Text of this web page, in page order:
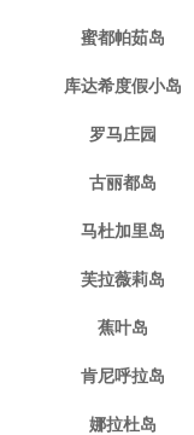
蜜都帕茹岛
库达希度假小岛
罗马庄园
古丽都岛
马杜加里岛
芙拉薇莉岛
蕉叶岛
肯尼呼拉岛
娜拉杜岛